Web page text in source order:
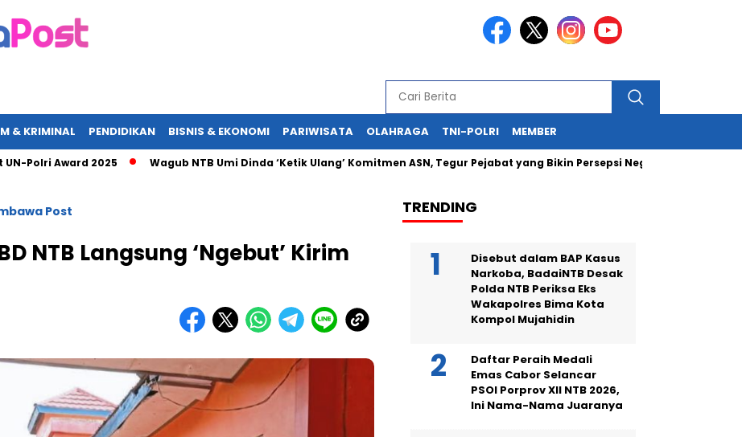
& KRIMINAL PENDIDIKAN BISNIS & EKONOMI PARIWISATA OLAHRAGA TNI-POLRI MEMBER
Award 2025 Wagub NTB Umi Dinda ‘Ketik Ulang’ Komitmen ASN, Tegur Pejabat yang Bikin Persepsi Negatif
Post
NTB Langsung ‘Ngebut’ Kirim
TRENDING
Disebut dalam BAP Kasus
Narkoba, BadaiNTB Desak
Polda NTB Periksa Eks
Wakapolres Bima Kota
Kompol Mujahidin
Daftar Peraih Medali
Emas Cabor Selancar
PSOI Porprov XII NTB 2026,
Ini Nama-Nama Juaranya